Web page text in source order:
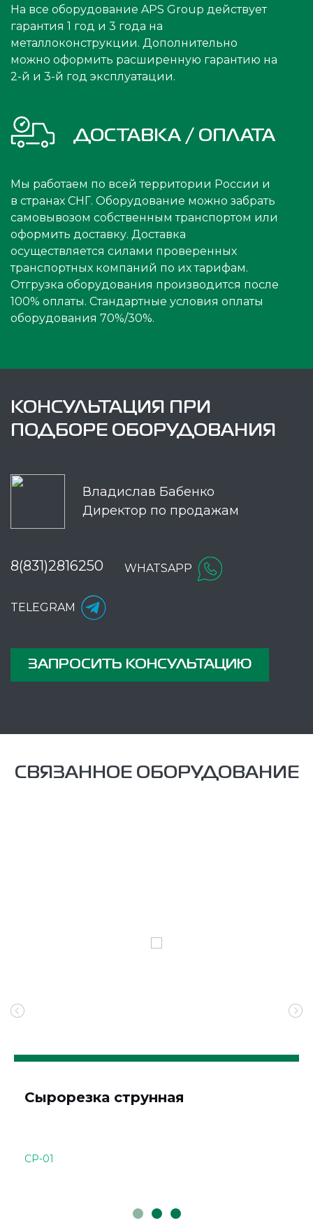
На все оборудование APS Group действует
гарантия 1 год и 3 года на
металлоконструкции. Дополнительно
можно оформить расширенную гарантию на
2-й и 3-й год эксплуатации.
ДОСТАВКА / ОПЛАТА
Мы работаем по всей территории России и
в странах СНГ. Оборудование можно забрать
самовывозом собственным транспортом или
оформить доставку. Доставка
осуществляется силами проверенных
транспортных компаний по их тарифам.
Отгрузка оборудования производится после
100% оплаты. Стандартные условия оплаты
оборудования 70%/30%.
КОНСУЛЬТАЦИЯ ПРИ
ПОДБОРЕ ОБОРУДОВАНИЯ
Владислав Бабенко
Директор по продажам
8(831)2816250 WHATSAPP
TELEGRAM
ЗАПРОСИТЬ КОНСУЛЬТАЦИЮ
СВЯЗАННОЕ ОБОРУДОВАНИЕ
Сырорезка струнная
СР-01